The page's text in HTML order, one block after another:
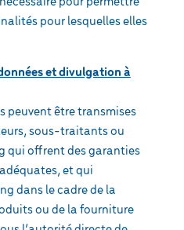
pour lesquelles elles
et divulgation à
peuvent être transmises
sous-traitants ou
qui offrent des garanties
et qui
dans le cadre de la
ou de la fourniture